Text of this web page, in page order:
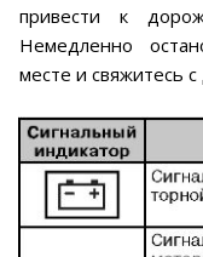
привести к
Немедленно
месте и свяжитесь